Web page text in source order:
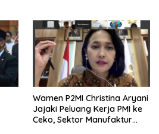
Wamen P2MI Christina Aryani
Jajaki Peluang Kerja PMI ke
Ceko, Sektor Manufaktur